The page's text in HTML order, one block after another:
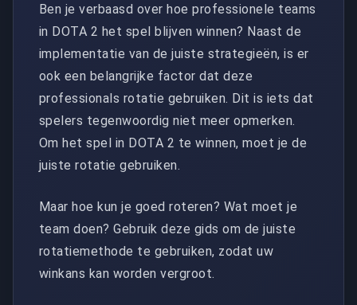
Ben je verbaasd over hoe professionele teams
in DOTA 2 het spel blijven winnen? Naast de
implementatie van de juiste strategieën, is er
ook een belangrijke factor dat deze
professionals rotatie gebruiken. Dit is iets dat
spelers tegenwoordig niet meer opmerken.
Om het spel in DOTA 2 te winnen, moet je de
juiste rotatie gebruiken.
Maar hoe kun je goed roteren? Wat moet je
team doen? Gebruik deze gids om de juiste
rotatiemethode te gebruiken, zodat uw
winkans kan worden vergroot.